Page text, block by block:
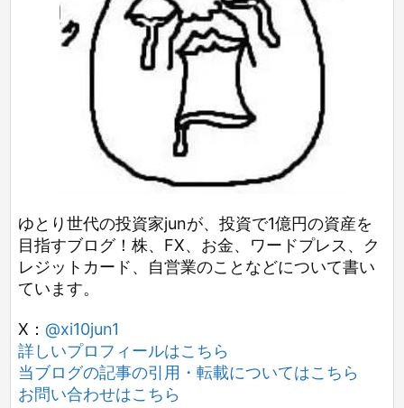
ゆとり世代の投資家junが、投資で1億円の資産を
目指すブログ！株、FX、お金、ワードプレス、ク
レジットカード、自営業のことなどについて書い
ています。
X： @xi10jun1
詳しいプロフィールはこちら
当ブログの記事の引用・転載についてはこちら
お問い合わせはこちら